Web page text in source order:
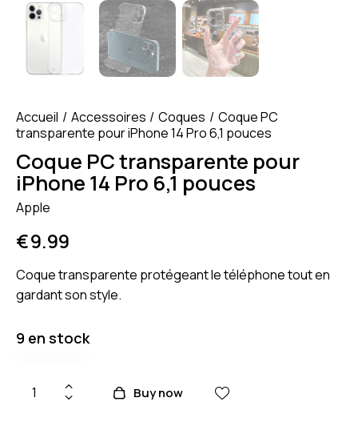
Accueil Accessoires Coques
Coque PC
transparente pour iPhone 14 Pro 6,1 pouces
Coque PC transparente pour
iPhone 14 Pro 6,1 pouces
Apple
€9.99
Coque transparente protégeant le téléphone tout en
gardant son style.
9 en stock
Buy now